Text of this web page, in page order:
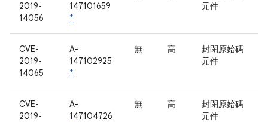
2019-
14056
147101659
*
元件
CVE-
2019-
14065
A-
147102925
*
無 高
封閉原始碼
元件
CVE-
2019-
A-
147104726
無 高
封閉原始碼
元件